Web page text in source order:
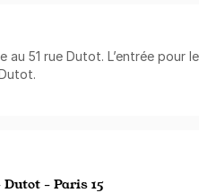
au 51 rue Dutot. L’entrée pour
- Paris 15